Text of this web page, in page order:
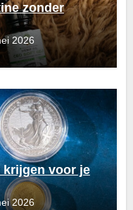
zonder
2026
krijgen voor je
2026